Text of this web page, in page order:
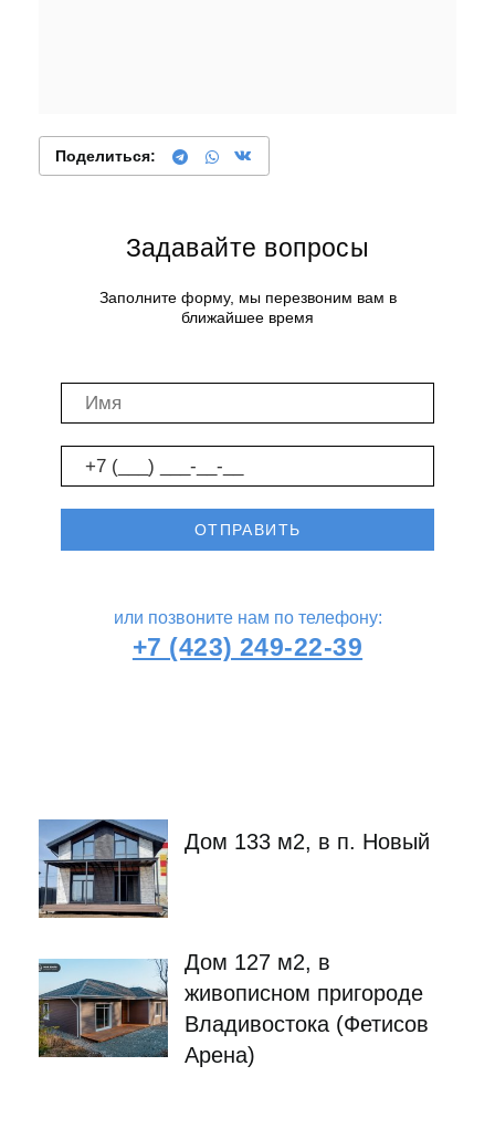
Поделиться:
Задавайте вопросы
Заполните форму, мы перезвоним вам в
ближайшее время
ОТПРАВИТЬ
или позвоните нам по телефону:
+7 (423) 249-22-39
Дом 133 м2, в п. Новый
Дом 127 м2, в
живописном пригороде
Владивостока (Фетисов
Арена)